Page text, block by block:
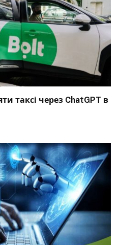
таксі через ChatGPT в